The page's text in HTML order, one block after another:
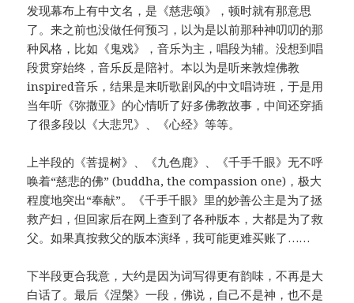
发现幕布上有中文名，是《慈悲颂》，顿时就有那意思
了。来之前也没做任何预习，以为是以前那种神叨叨的那
种风格，比如《鬼戏》，音乐为主，唱段为辅。没想到唱
段贯穿始终，音乐反是陪衬。本以为是听来敦煌佛教
inspired音乐，结果是来听歌剧风的中文唱诗班，于是用
当年听《弥撒亚》的心情听了好多佛教故事，中间还穿插
了很多段以《大悲咒》、《心经》等等。
上半段的《菩提树》、《九色鹿》、《千手千眼》无不呼
唤着“慈悲的佛” (buddha, the compassion one)，极大
程度地突出“奉献”。《千手千眼》里的妙善公主是为了拯
救产妇，但回家后在网上查到了各种版本，大都是为了救
父。如果真按救父的版本演绎，我可能更难买账了……
下半段更合我意，大约是因为词写得更有韵味，不再是大
白话了。最后《涅槃》一段，佛说，自己不是神，也不是